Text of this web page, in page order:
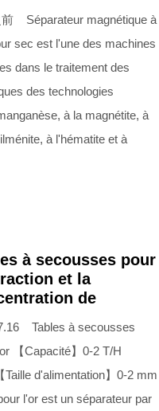
前 Séparateur magnétique à
sec est l'une des machines
dans le traitement des
des technologies
à la magnétite, à
à l'hématite et à
à secousses pour
et la
de
Tables à secousses
【Capacité】0-2 T/H
Taille d'alimentation】0-2 mm
l'or est un séparateur par